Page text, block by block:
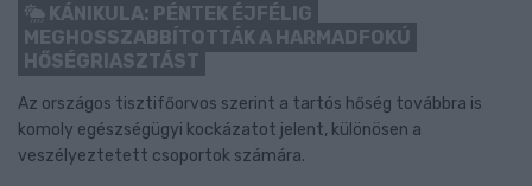
KÁNIKULA: PÉNTEK ÉJFÉLIG
MEGHOSSZABBÍTOTTÁK A HARMADFOKÚ
HŐSÉGRIASZTÁST
Az országos tisztifőorvos szerint a tartós hőség továbbra is
komoly egészségügyi kockázatot jelent, különösen a
veszélyeztetett csoportok számára.